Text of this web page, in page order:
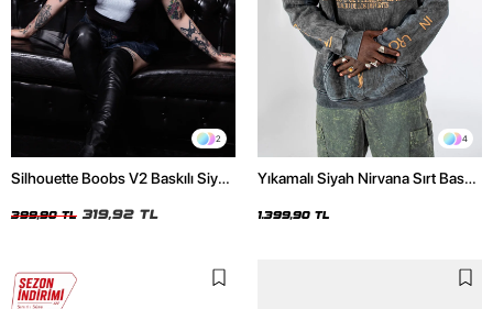
2
Silhouette Boobs V2 Baskılı Siyah
399,90 TL 319,92 TL
4
Yıkamalı Siyah Nirvana Sırt Baskılı
1.399,90 TL